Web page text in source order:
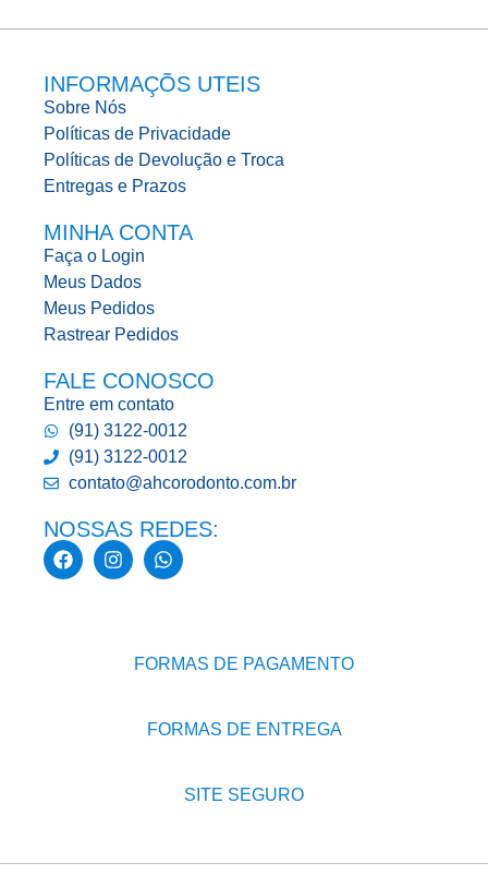
INFORMAÇÕS UTEIS
Sobre Nós
Políticas de Privacidade
Políticas de Devolução e Troca
Entregas e Prazos
MINHA CONTA
Faça o Login
Meus Dados
Meus Pedidos
Rastrear Pedidos
FALE CONOSCO
Entre em contato
(91) 3122-0012
(91) 3122-0012
contato@ahcorodonto.com.br
NOSSAS REDES:
FORMAS DE PAGAMENTO
FORMAS DE ENTREGA
SITE SEGURO